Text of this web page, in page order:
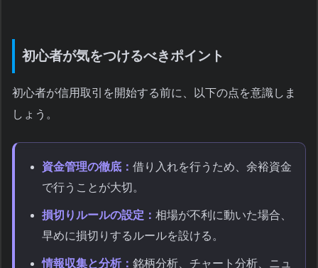
初心者が気をつけるべきポイント
初心者が信用取引を開始する前に、以下の点を意識しま
しょう。
資金管理の徹底： 借り入れを行うため、余裕資金
で行うことが大切。
損切りルールの設定： 相場が不利に動いた場合、
早めに損切りするルールを設ける。
情報収集と分析： 銘柄分析、チャート分析、ニュ